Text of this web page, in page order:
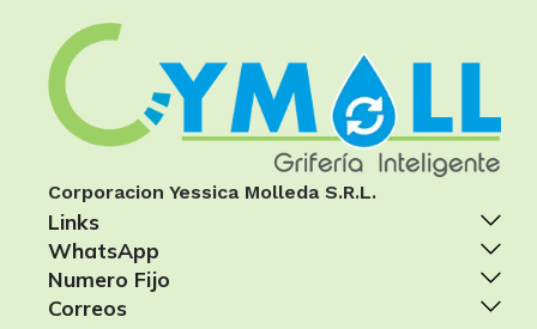
Corporacion Yessica Molleda S.R.L.
Links
WhatsApp
Numero Fijo
Correos